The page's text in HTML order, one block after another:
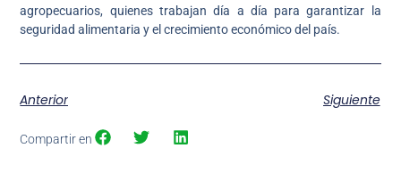
agropecuarios, quienes trabajan día a día para garantizar la
seguridad alimentaria y el crecimiento económico del país.
Anterior Siguiente
Compartir en